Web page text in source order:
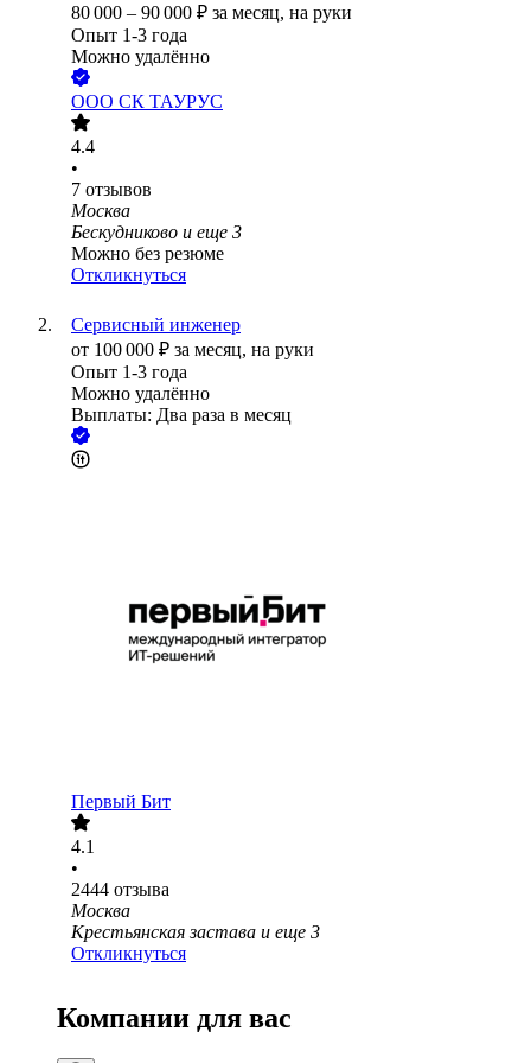
80 000 – 90 000 ₽ за месяц, на руки
Опыт 1-3 года
Можно удалённо
ООО СК ТАУРУС
4.4
•
7 отзывов
Москва
Бескудниково и еще 3
Можно без резюме
Откликнуться
Сервисный инженер
от 100 000 ₽ за месяц, на руки
Опыт 1-3 года
Можно удалённо
Выплаты: Два раза в месяц
Первый Бит
4.1
•
2444 отзыва
Москва
Крестьянская застава и еще 3
Откликнуться
Компании для вас